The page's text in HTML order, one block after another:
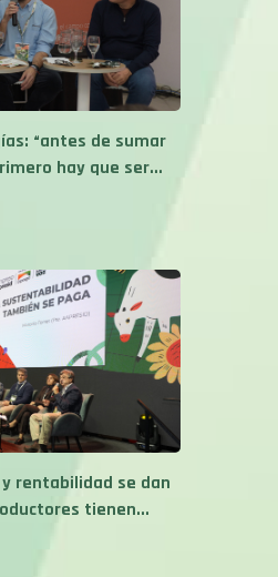
“antes de sumar
hay que ser...
rentabilidad se dan
tienen...